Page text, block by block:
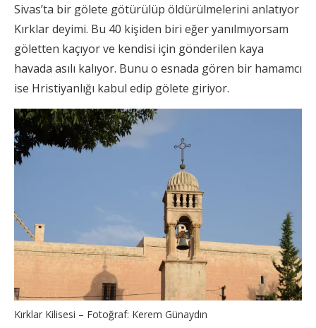
Sivas’ta bir gölete götürülüp öldürülmelerini anlatıyor
Kırklar deyimi. Bu 40 kişiden biri eğer yanılmıyorsam
göletten kaçıyor ve kendisi için gönderilen kaya
havada asılı kalıyor. Bunu o esnada gören bir hamamcı
ise Hristiyanlığı kabul edip gölete giriyor.
Kırklar Kilisesi – Fotoğraf: Kerem Günaydın